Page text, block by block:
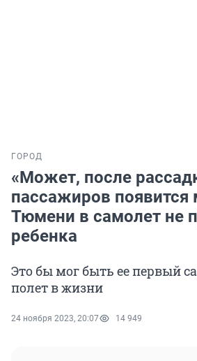
ГОРОД
«Может, после
пассажиров появится
Тюмени в самолет не
ребенка
Это бы мог быть ее первый
полет в жизни
24 ноября 2023, 20:07 14 949